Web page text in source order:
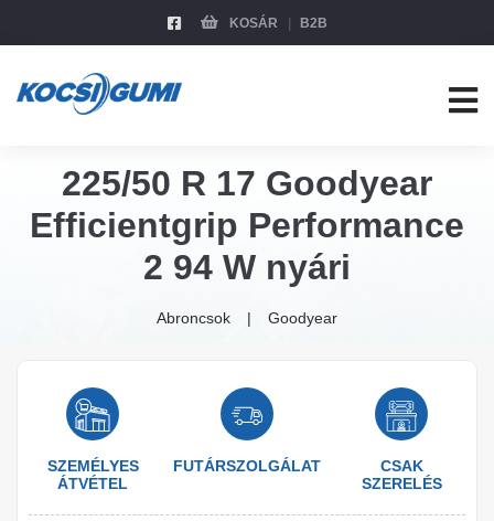
KOSÁR B2B
225/50 R 17 Goodyear
Efficientgrip Performance
2 94 W nyári
Abroncsok Goodyear
SZEMÉLYES
ÁTVÉTEL
FUTÁRSZOLGÁLAT
CSAK
SZERELÉS